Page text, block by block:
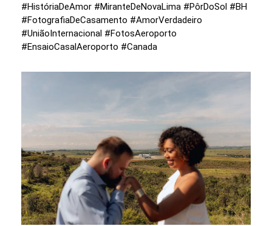
#HistóriaDeAmor #MiranteDeNovaLima #PôrDoSol #BH
#FotografiaDeCasamento #AmorVerdadeiro
#UniãoInternacional #FotosAeroporto
#EnsaioCasalAeroporto #Canada